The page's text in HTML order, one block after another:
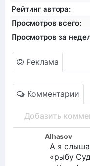
Рейтинг автора:
Просмотров всего:
Просмотров за
Реклама
Комментарии
Добавить
Alhasov
А я
«рыбу